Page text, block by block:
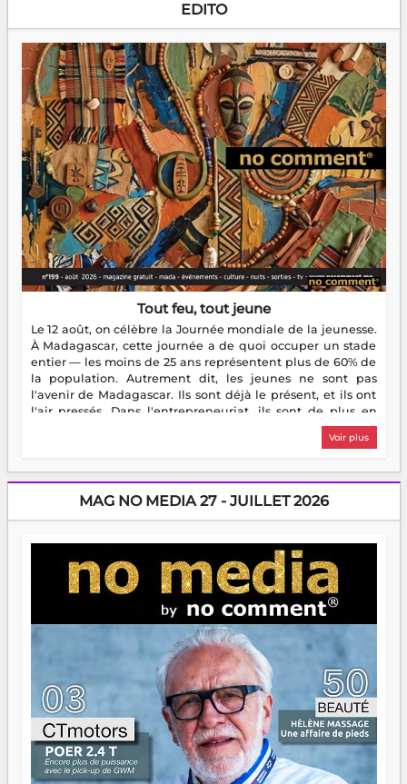
EDITO
Tout feu, tout jeune
Le 12 août, on célèbre la Journée mondiale de la jeunesse.
À Madagascar, cette journée a de quoi occuper un stade
entier — les moins de 25 ans représentent plus de 60% de
la population. Autrement dit, les jeunes ne sont pas
l'avenir de Madagascar. Ils sont déjà le présent, et ils ont
l'air pressés. Dans l'entrepreneuriat, ils sont de plus en
plus nombreux à se lancer, à créer, à risquer — souvent
sans filet, souvent sans aide, mais toujours avec cette
dorment vraiment la nuit. En culture, les nouvelles sont
encore meilleures. Aina Rasamoelina vient de décrocher le
Prix RFI Instrumental Afrique. Miangaly Elia rafle le Prix
jeunes qui tiennent la torche. Alors oui, on pourrait
s'arrêter là, applaudir et rentrer chez soi satisfait. Mais ce
serait passer à côté d'une chose essentielle. La fougue, ça
brûle fort — et parfois, ça brûle vite. Une flamme sans
direction peut éclairer autant qu'elle peut consumer. C'est
là que les aînés entrent en scène — pas pour reprendre le
gouvernail, mais pour montrer où sont les récifs. Les jeunes
ont la force, les vieux ont l'expérience, comme on dit. Ce
n'est pas un combat de générations — c'est une question
d'équipage. Partagez vos réussites, mais aussi vos échecs.
Surtout vos échecs, d'ailleurs — ils enseignent mieux que
n'importe quel manuel. À Madagascar, la barque avance.
Il faut juste s'assurer que tout le monde rame dans le
même sens.
Voir plus
MAG NO MEDIA 27 - JUILLET 2026